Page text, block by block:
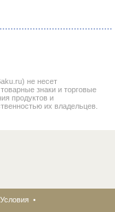
не несет
знаки и торговые
продуктов и
их владельцев.
Условия •